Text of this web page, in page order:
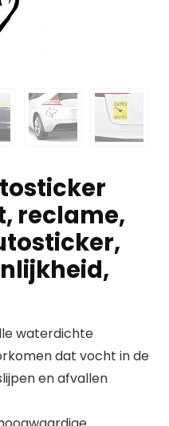
reclame,
waterdichte
dat vocht in de
en afvallen